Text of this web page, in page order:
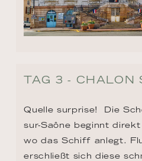
TAG 3 - CHALON
Quelle surprise!  Die
sur-Saône beginnt
wo das Schiff anlegt.
erschließt sich diese